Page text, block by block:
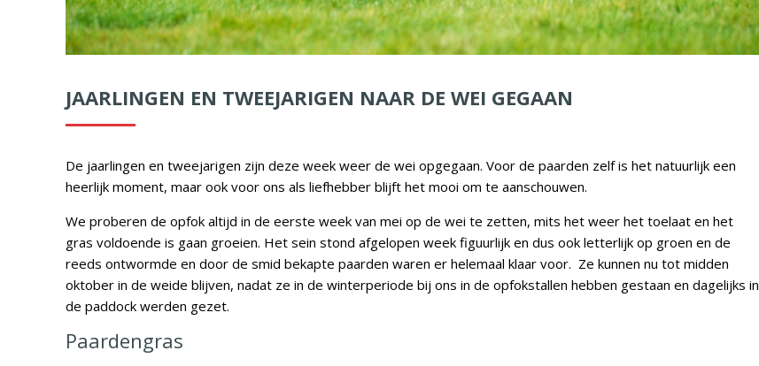
JAARLINGEN EN TWEEJARIGEN NAAR DE WEI GEGAAN
De jaarlingen en tweejarigen zijn deze week weer de wei opgegaan. Voor de paarden zelf is het natuurlijk een
heerlijk moment, maar ook voor ons als liefhebber blijft het mooi om te aanschouwen.
We proberen de opfok altijd in de eerste week van mei op de wei te zetten, mits het weer het toelaat en het
gras voldoende is gaan groeien. Het sein stond afgelopen week figuurlijk en dus ook letterlijk op groen en de
reeds ontwormde en door de smid bekapte paarden waren er helemaal klaar voor. Ze kunnen nu tot midden
oktober in de weide blijven, nadat ze in de winterperiode bij ons in de opfokstallen hebben gestaan en dagelijks in
de paddock werden gezet.
Paardengras